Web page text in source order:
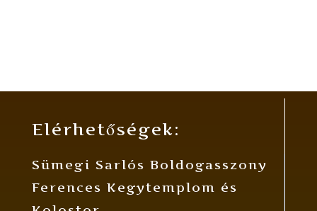
Elérhetőségek:
Sümegi Sarlós Boldogasszony
Ferences Kegytemplom és